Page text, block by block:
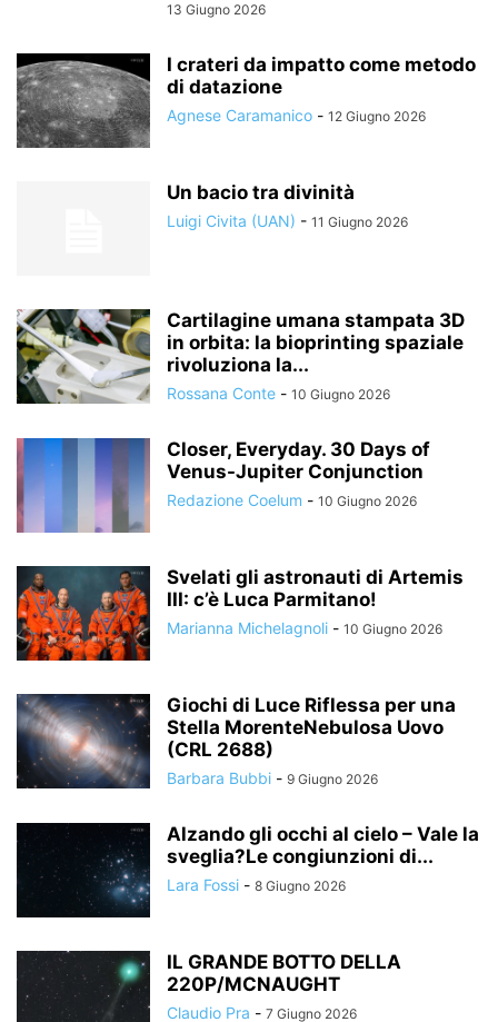
13 Giugno 2026
I crateri da impatto come metodo
di datazione
Agnese Caramanico - 12 Giugno 2026
Un bacio tra divinità
Luigi Civita (UAN) - 11 Giugno 2026
Cartilagine umana stampata 3D
in orbita: la bioprinting spaziale
rivoluziona la...
Rossana Conte - 10 Giugno 2026
Closer, Everyday. 30 Days of
Venus-Jupiter Conjunction
Redazione Coelum - 10 Giugno 2026
Svelati gli astronauti di Artemis
III: c’è Luca Parmitano!
Marianna Michelagnoli - 10 Giugno 2026
Giochi di Luce Riflessa per una
Stella MorenteNebulosa Uovo
(CRL 2688)
Barbara Bubbi - 9 Giugno 2026
Alzando gli occhi al cielo – Vale la
sveglia?Le congiunzioni di...
Lara Fossi - 8 Giugno 2026
IL GRANDE BOTTO DELLA
220P/MCNAUGHT
Claudio Pra - 7 Giugno 2026